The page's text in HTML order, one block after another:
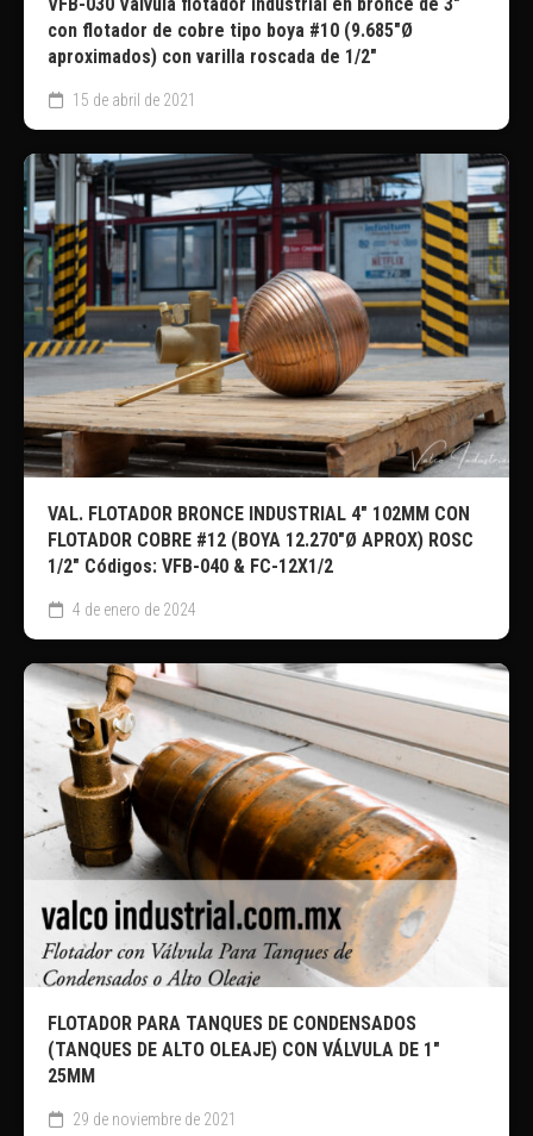
con flotador de cobre tipo boya #10 (9.685″Ø
aproximados) con varilla roscada de 1/2″
15 de abril de 2021
VAL. FLOTADOR BRONCE INDUSTRIAL 4″ 102MM CON
FLOTADOR COBRE #12 (BOYA 12.270″Ø APROX) ROSC
1/2″ Códigos: VFB-040 & FC-12X1/2
4 de enero de 2024
FLOTADOR PARA TANQUES DE CONDENSADOS
(TANQUES DE ALTO OLEAJE) CON VÁLVULA DE 1″
25MM
29 de noviembre de 2021